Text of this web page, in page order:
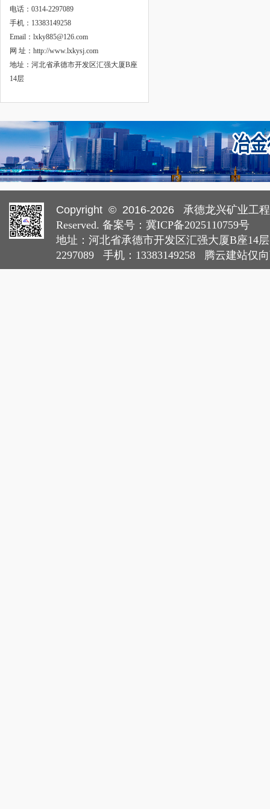
电话：0314-2297089
手机：13383149258
Email：lxky885@126.com
网 址：http://www.lxkysj.com
地址：河北省承德市开发区汇强大厦B座
14层
Copyright © 2016-2026
承德龙兴矿业工
Reserved. 备案号： 冀ICP备2025110759号
地址：河北省承德市开发区汇强大厦B座
2297089 手机：13383149258 腾云建站仅